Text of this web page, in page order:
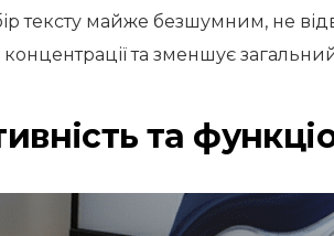
тексту майже безшумним, не
та зменшує
та